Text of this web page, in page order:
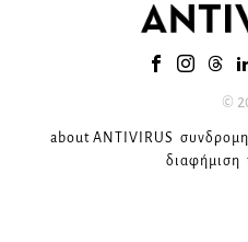
©
about ANTIVIRUS
διαφήμιση